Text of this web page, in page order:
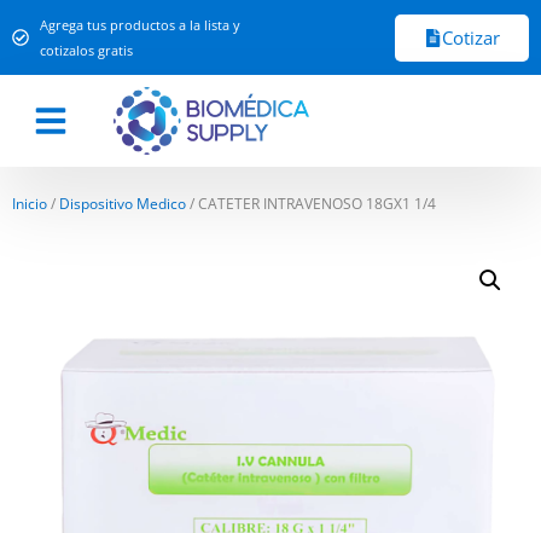
Agrega tus productos a la lista y
cotizalos gratis
Cotizar
Inicio/ Dispositivo Medico/ CATETER INTRAVENOSO 18GX1 1/4